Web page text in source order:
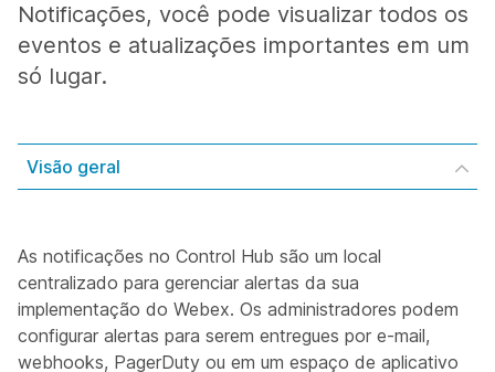
Notificações, você pode visualizar todos os
eventos e atualizações importantes em um
só lugar.
Visão geral
As notificações no Control Hub são um local
centralizado para gerenciar alertas da sua
implementação do Webex. Os administradores podem
configurar alertas para serem entregues por e-mail,
webhooks, PagerDuty ou em um espaço de aplicativo